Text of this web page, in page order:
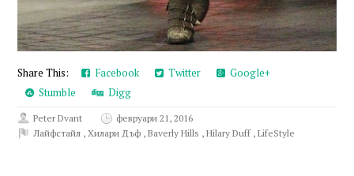
Share This: Facebook Twitter
Google+
Stumble
Digg
Peter Dvant
февруари 21, 2016
Лайфстайл ,Хилари Дъф ,Baverly Hills ,Hilary Duff ,LifeStyle